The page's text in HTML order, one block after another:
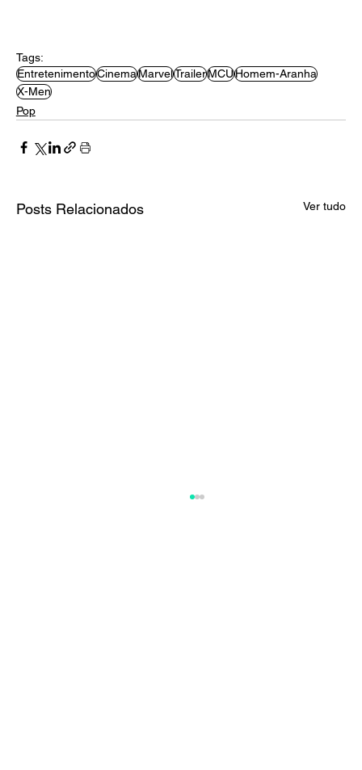
Tags:
EntretenimentoCinemaMarvelTrailerMCUHomem-Aranha
X-Men
Pop
Posts Relacionados Ver tudo